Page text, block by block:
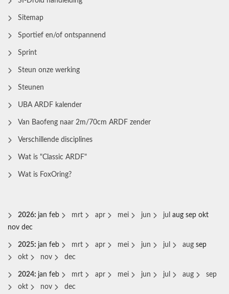
Sitemap
Sportief en/of ontspannend
Sprint
Steun onze werking
Steunen
UBA ARDF kalender
Van Baofeng naar 2m/70cm ARDF zender
Verschillende disciplines
Wat is "Classic ARDF"
Wat is FoxOring?
2026: jan feb mrt apr mei jun jul aug sep okt
nov dec
2025: jan feb mrt apr mei jun jul aug sep
okt
nov dec
2024: jan feb mrt apr mei jun jul aug
sep
okt
nov dec